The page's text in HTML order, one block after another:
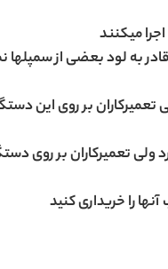
میکنند
به لود بعضی از سمپلها
را خریداری کنید